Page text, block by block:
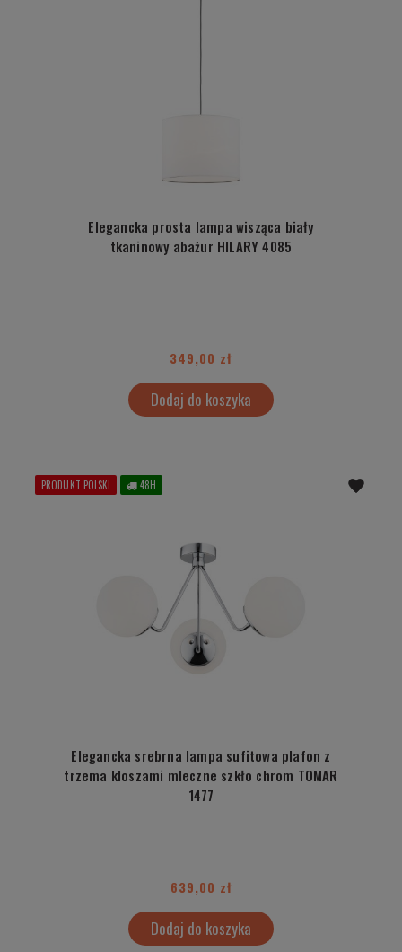
Elegancka prosta lampa wisząca biały
tkaninowy abażur HILARY 4085
349,00 zł
Dodaj do koszyka
Elegancka srebrna lampa sufitowa plafon z
trzema kloszami mleczne szkło chrom TOMAR
1477
639,00 zł
Dodaj do koszyka
PRODUKT POLSKI 48H